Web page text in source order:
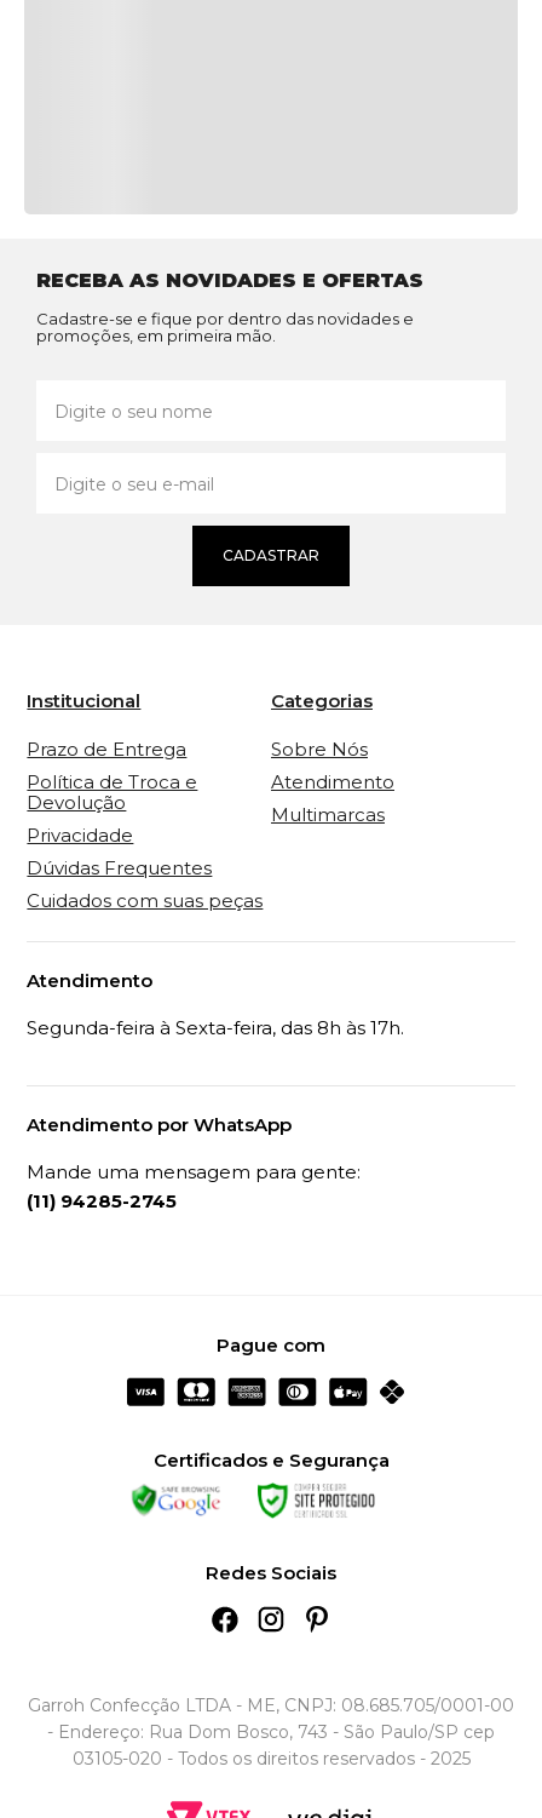
RECEBA AS NOVIDADES E OFERTAS
Cadastre-se e fique por dentro das novidades e
promoções, em primeira mão.
CADASTRAR
Institucional
Prazo de Entrega
Política de Troca e
Devolução
Privacidade
Dúvidas Frequentes
Cuidados com suas peças
Categorias
Sobre Nós
Atendimento
Multimarcas
Atendimento
Segunda-feira à Sexta-feira, das 8h às 17h.
Atendimento por WhatsApp
Mande uma mensagem para gente:
(11) 94285-2745
Pague com
Certificados e Segurança
Redes Sociais
Garroh Confecção LTDA - ME, CNPJ: 08.685.705/0001-00
- Endereço: Rua Dom Bosco, 743 - São Paulo/SP cep
03105-020 - Todos os direitos reservados - 2025